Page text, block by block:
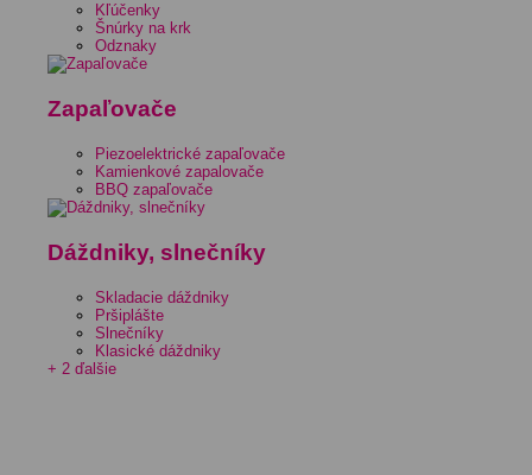
Kľúčenky
Šnúrky na krk
Odznaky
Zapaľovače
Piezoelektrické zapaľovače
Kamienkové zapalovače
BBQ zapaľovače
Dáždniky, slnečníky
Skladacie dáždniky
Pršiplášte
Slnečníky
Klasické dáždniky
+ 2 ďalšie